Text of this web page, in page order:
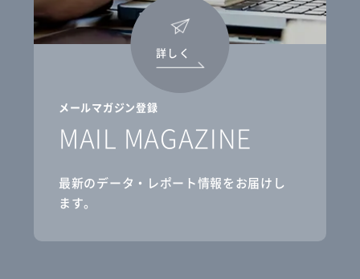
メールマガジン登録
MAIL MAGAZINE
最新のデータ・レポート情報をお届けし
ます。
詳しく